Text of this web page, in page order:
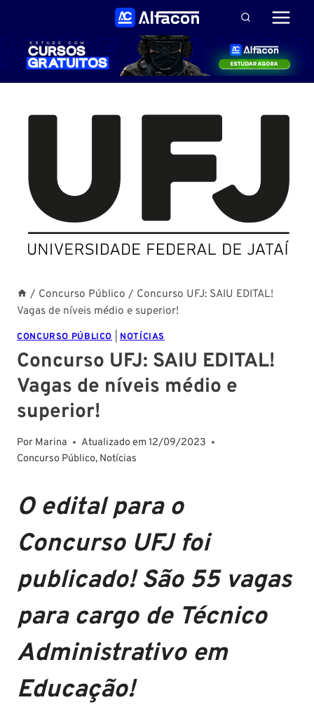
Conteúdo
/ Concurso Público / Concurso UFJ: SAIU EDITAL!
Vagas de níveis médio e superior!
CONCURSO PÚBLICO NOTÍCIAS
Concurso UFJ: SAIU EDITAL!
Vagas de níveis médio e
superior!
Por Marina Atualizado em 12/09/2023
Concurso Público, Notícias
O edital para o
Concurso UFJ foi
publicado! São 55 vagas
para cargo de Técnico
Administrativo em
Educação!